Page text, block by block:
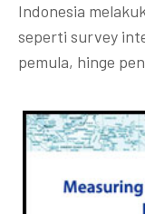
Indonesia
seperti survey
pemula, hinge